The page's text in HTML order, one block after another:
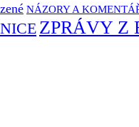
NÁZORY A
ZPRÁVY Z